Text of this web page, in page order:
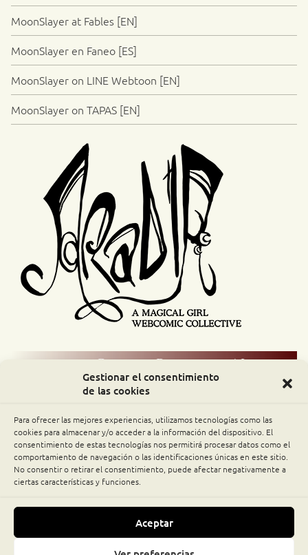
Gestionar el consentimiento
de las cookies
Para ofrecer las mejores experiencias, utilizamos tecnologías como las
cookies para almacenar y/o acceder a la información del dispositivo. El
consentimiento de estas tecnologías nos permitirá procesar datos como el
comportamiento de navegación o las identificaciones únicas en este sitio.
No consentir o retirar el consentimiento, puede afectar negativamente a
ciertas características y funciones.
Aceptar
MoonSlayer at Fables [EN]
MoonSlayer en Faneo [ES]
MoonSlayer on LINE Webtoon [EN]
MoonSlayer on TAPAS [EN]
Comic Readers / Index
Comic Rocket
Piperka